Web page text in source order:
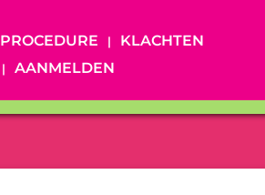
PROCEDURE
KLACHTEN
AANMELDEN